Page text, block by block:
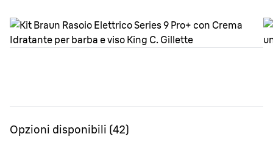
Opzioni disponibili (42)